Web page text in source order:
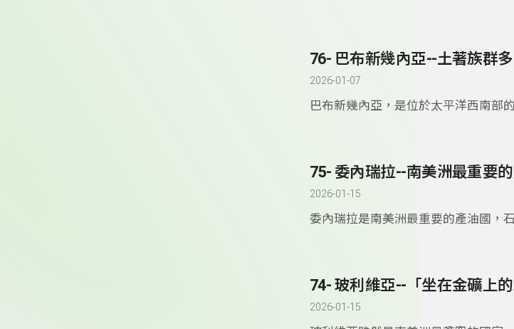
76- 巴布新幾內亞--土著族群
2026-01-07
巴布新幾內亞，是位於太平洋西南部
75- 委內瑞拉--南美洲最重要
2026-01-15
委內瑞拉是南美洲最重要的產油國，
74- 玻利維亞--「坐在金礦上的
2026-01-15